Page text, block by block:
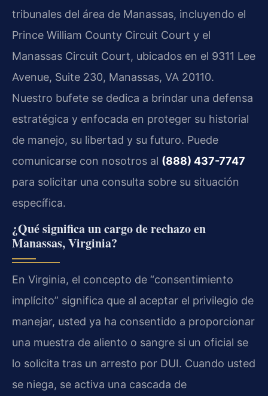
tribunales del área de Manassas, incluyendo el
Prince William County Circuit Court y el
Manassas Circuit Court, ubicados en el 9311 Lee
Avenue, Suite 230, Manassas, VA 20110.
Nuestro bufete se dedica a brindar una defensa
estratégica y enfocada en proteger su historial
de manejo, su libertad y su futuro. Puede
comunicarse con nosotros al (888) 437-7747
para solicitar una consulta sobre su situación
específica.
¿Qué significa un cargo de rechazo en
Manassas, Virginia?
En Virginia, el concepto de “consentimiento
implícito” significa que al aceptar el privilegio de
manejar, usted ya ha consentido a proporcionar
una muestra de aliento o sangre si un oficial se
lo solicita tras un arresto por DUI. Cuando usted
se niega, se activa una cascada de